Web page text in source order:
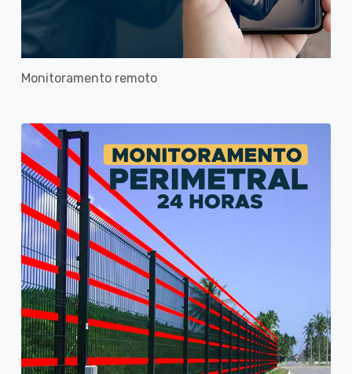
Monitoramento remoto